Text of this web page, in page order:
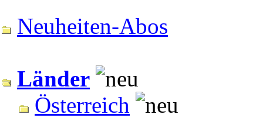
Neuheiten-Abos
Länder
Österreich